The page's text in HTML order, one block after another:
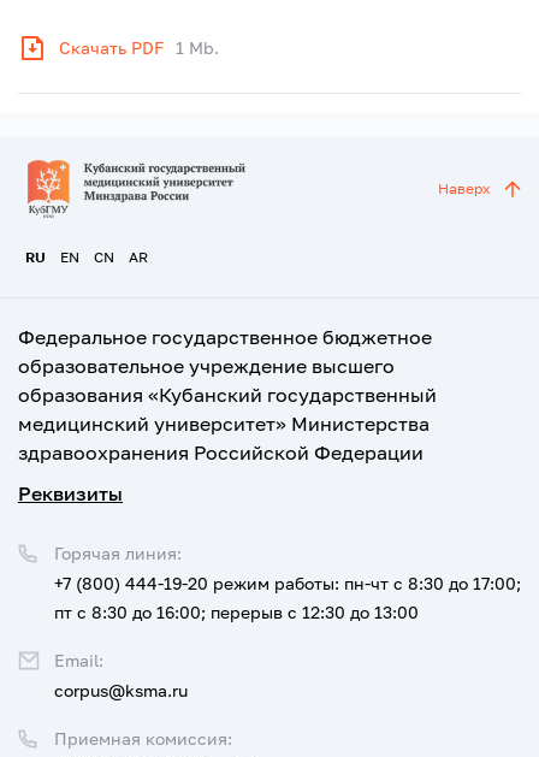
Скачать PDF 1 Mb.
RU EN CN AR
Наверх
Федеральное государственное бюджетное
образовательное учреждение высшего
образования «Кубанский государственный
медицинский университет» Министерства
здравоохранения Российской Федерации
Реквизиты
Приемная комиссия:
Горячая линия:
+7 (800) 444-19-20 режим работы: пн-чт с 8:30 до 17:00;
пт с 8:30 до 16:00; перерыв с 12:30 до 13:00
Email:
corpus@ksma.ru